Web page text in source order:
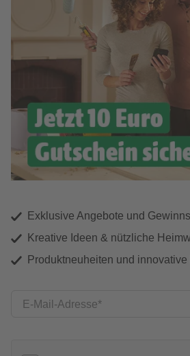
Exklusive Angebote und
Kreative Ideen & nützliche
Produktneuheiten und
E-Mail-Adresse